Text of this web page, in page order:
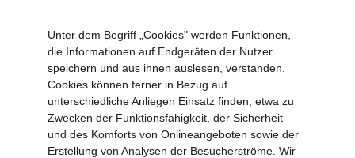
Unter dem Begriff „Cookies" werden Funktionen,
die Informationen auf Endgeräten der Nutzer
speichern und aus ihnen auslesen, verstanden.
Cookies können ferner in Bezug auf
unterschiedliche Anliegen Einsatz finden, etwa zu
Zwecken der Funktionsfähigkeit, der Sicherheit
und des Komforts von Onlineangeboten sowie der
Erstellung von Analysen der Besucherströme. Wir